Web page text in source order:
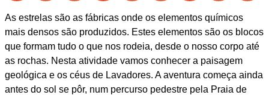
As estrelas são as fábricas onde os elementos químicos
mais densos são produzidos. Estes elementos são os blocos
que formam tudo o que nos rodeia, desde o nosso corpo até
as rochas. Nesta atividade vamos conhecer a paisagem
geológica e os céus de Lavadores. A aventura começa ainda
antes do sol se pôr, num percurso pedestre pela Praia de